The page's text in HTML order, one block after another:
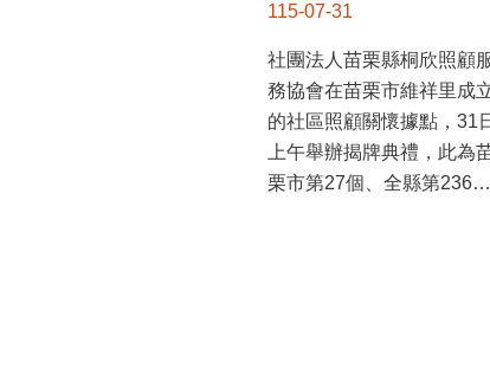
苗栗縣第236處關懷據點在苗栗市維祥里揭牌
115-07-31
社團法人苗栗縣桐欣照顧服